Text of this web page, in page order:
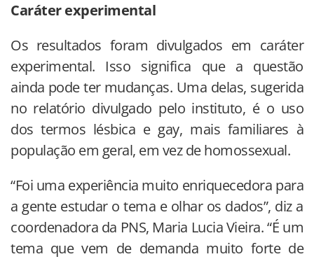
Caráter experimental
Os resultados foram divulgados em caráter
experimental. Isso significa que a questão
ainda pode ter mudanças. Uma delas, sugerida
no relatório divulgado pelo instituto, é o uso
dos termos lésbica e gay, mais familiares à
população em geral, em vez de homossexual.
“Foi uma experiência muito enriquecedora para
a gente estudar o tema e olhar os dados”, diz a
coordenadora da PNS, Maria Lucia Vieira. “É um
tema que vem de demanda muito forte de